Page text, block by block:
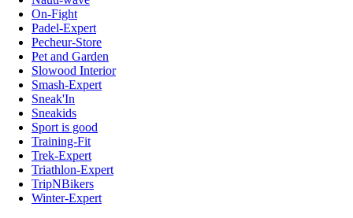
On-Fight
Padel-Expert
Pecheur-Store
Pet and Garden
Slowood Interior
Smash-Expert
Sneak'In
Sneakids
Sport is good
Training-Fit
Trek-Expert
Triathlon-Expert
TripNBikers
Winter-Expert